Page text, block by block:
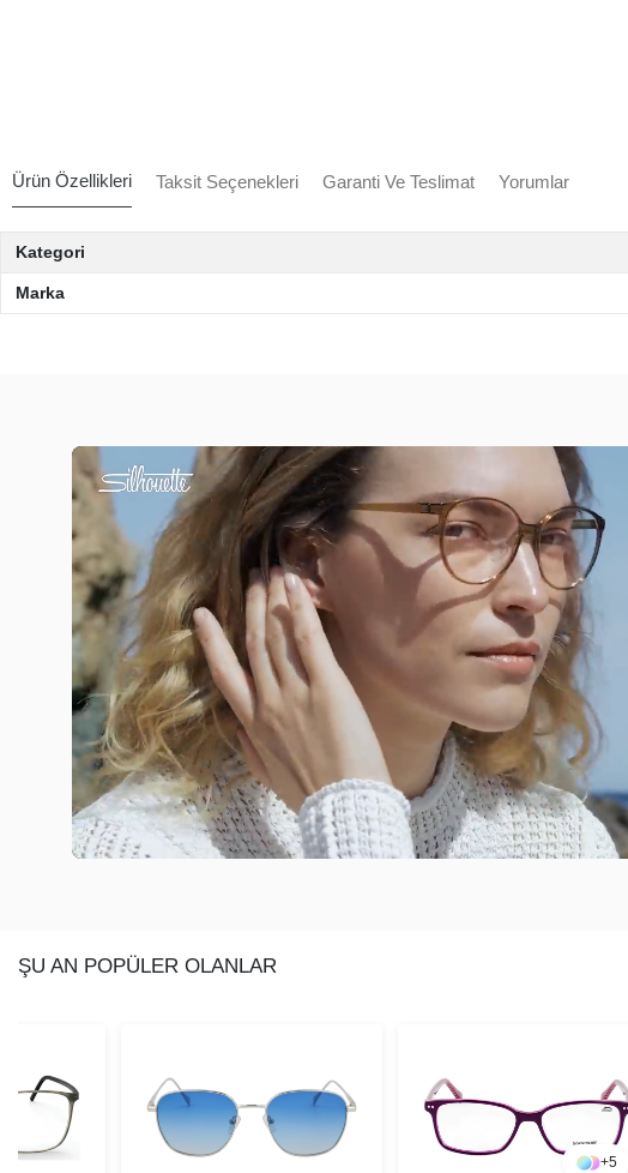
Ürün Özellikleri Taksit Seçenekleri Garanti Ve Teslimat Yorumlar
Kategori
Marka
ŞU AN POPÜLER OLANLAR
+5